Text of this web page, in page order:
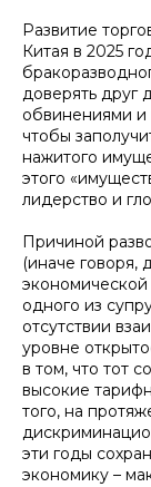
Развитие
Китая в 2025
доверять друг
обвинениями и
чтобы
нажитого
этого
лидерство и
Причиной
(иначе говоря,
экономической
одного из
отсутствии
уровне
в том, что тот
высокие
того, на
эти годы
экономику –